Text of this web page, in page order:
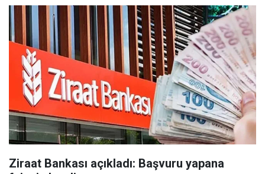
Ziraat Bankası açıkladı: Başvuru yapana